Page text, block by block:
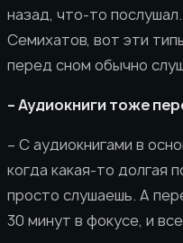
назад, что-то
Семихатов, вот эти
перед сном обычно
– Аудиокниги тоже
– С аудиокнигами в
когда какая-то долгая
просто слушаешь. А
30 минут в фокусе, и